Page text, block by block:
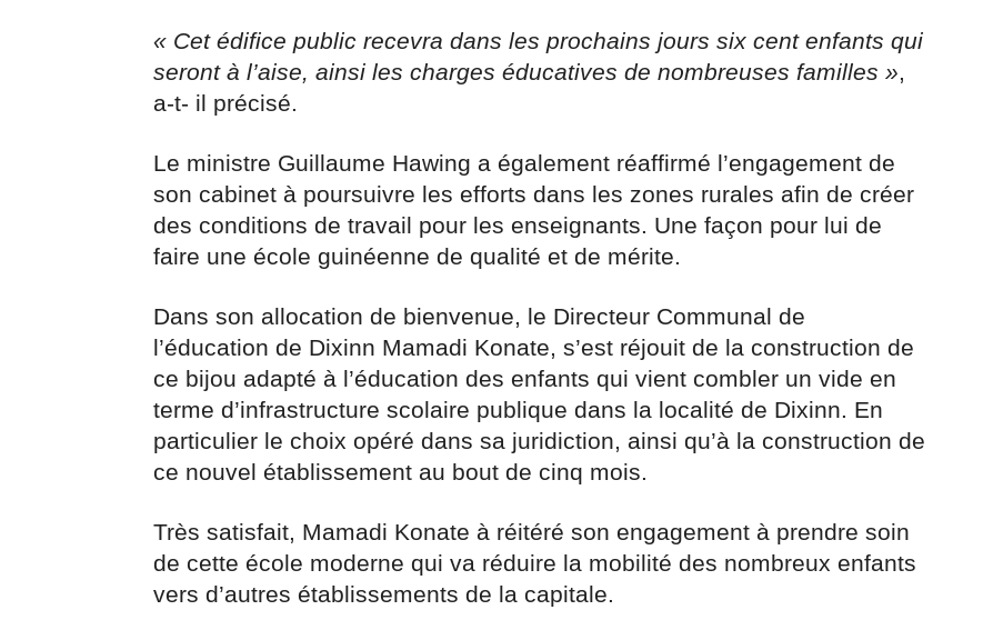
« Cet édifice public recevra dans les prochains jours six cent enfants qui
seront à l’aise, ainsi les charges éducatives de nombreuses familles »,
a-t- il précisé.
Le ministre Guillaume Hawing a également réaffirmé l’engagement de
son cabinet à poursuivre les efforts dans les zones rurales afin de créer
des conditions de travail pour les enseignants. Une façon pour lui de
faire une école guinéenne de qualité et de mérite.
Dans son allocation de bienvenue, le Directeur Communal de
l’éducation de Dixinn Mamadi Konate, s’est réjouit de la construction de
ce bijou adapté à l’éducation des enfants qui vient combler un vide en
terme d’infrastructure scolaire publique dans la localité de Dixinn. En
particulier le choix opéré dans sa juridiction, ainsi qu’à la construction de
ce nouvel établissement au bout de cinq mois.
Très satisfait, Mamadi Konate à réitéré son engagement à prendre soin
de cette école moderne qui va réduire la mobilité des nombreux enfants
vers d’autres établissements de la capitale.